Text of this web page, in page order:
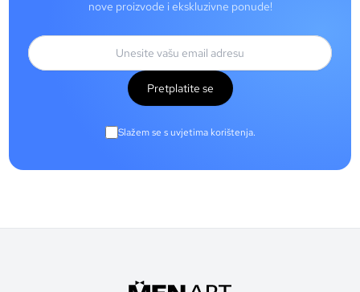
nove proizvode i ekskluzivne ponude!
Pretplatite se
Slažem se s uvjetima korištenja.